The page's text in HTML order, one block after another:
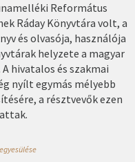
Református
Ráday Könyvtára volt, a
és olvasója, használója
helyzete a magyar
hivatalos és szakmai
nyílt egymás mélyebb
a résztvevők ezen